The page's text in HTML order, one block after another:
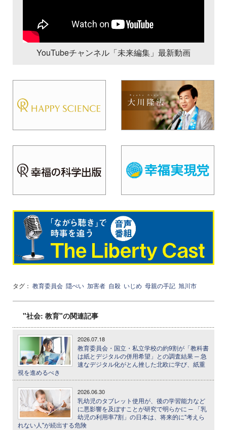
YouTubeチャンネル「未来編集」最新動画
タグ： 教育委員会 隠ぺい 加害者 自殺 いじめ 母親の手記 旭川市
"社会: 教育"の関連記事
2026.07.18
教育委員会・国立・私立学校の約9割が「教科書
は紙とデジタルの併用希望」との調査結果 ─ 急
速なデジタル化がとん挫した北欧に学び、紙重
視を進めるべき
2026.06.30
乳幼児のタブレット使用が、後の学習能力など
に悪影響を及ぼすことが研究で明らかに ─ 「乳
幼児の利用率7割」の日本は、将来的に"考えら
れない人"が続出する危険